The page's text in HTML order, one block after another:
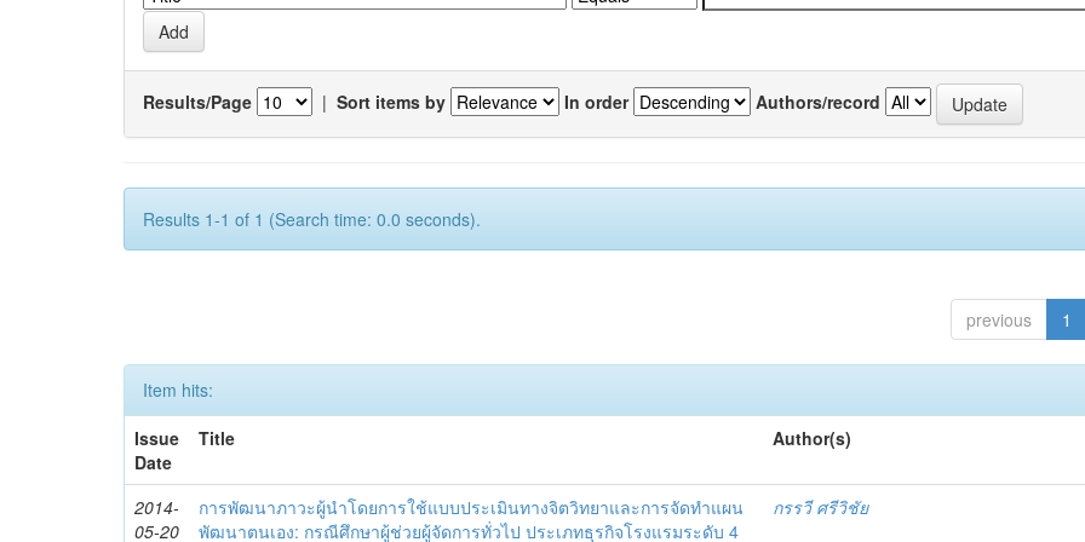
Results/Page | Sort items by In order Authors/record
Results 1-1 of 1 (Search time: 0.0 seconds).
previous 1
Item hits:
Issue
Date
Title Author(s)
2014-
05-20
การพัฒนาภาวะผู้นำโดยการใช้แบบประเมินทางจิตวิทยาและการจัดทำแผน
พัฒนาตนเอง: กรณีศึกษาผู้ช่วยผู้จัดการทั่วไป ประเภทธุรกิจโรงแรมระดับ 4
กรรวี ศรีวิชัย